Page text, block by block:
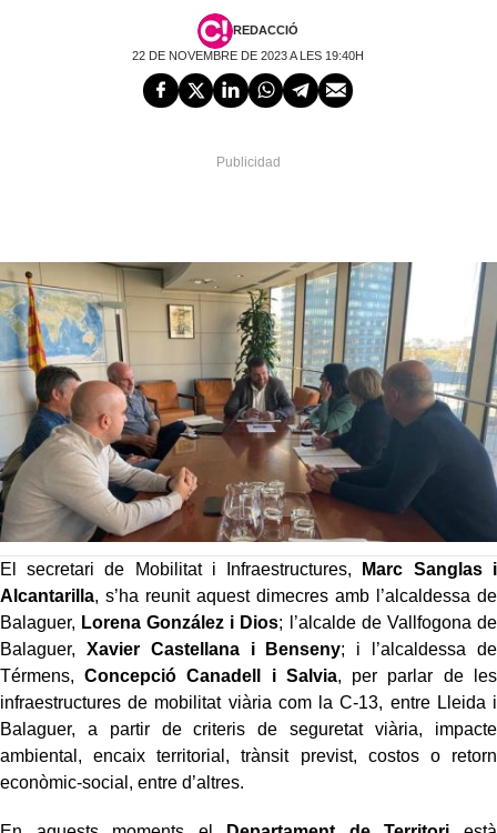
REDACCIÓ
22 DE NOVEMBRE DE 2023 A LES 19:40H
El secretari de Mobilitat i Infraestructures,
Marc Sanglas i
Alcantarilla, s’ha reunit aquest dimecres amb l’alcaldessa de
Balaguer, Lorena González i Dios; l’alcalde de Vallfogona de
Balaguer, Xavier Castellana i Benseny; i l’alcaldessa de
Térmens,Concepció Canadell i Salvia, per parlar de les
infraestructures de mobilitat viària com la C-13, entre Lleida i
Balaguer, a partir de criteris de seguretat viària, impacte
ambiental, encaix territorial, trànsit previst, costos o retorn
econòmic-social, entre d’altres.